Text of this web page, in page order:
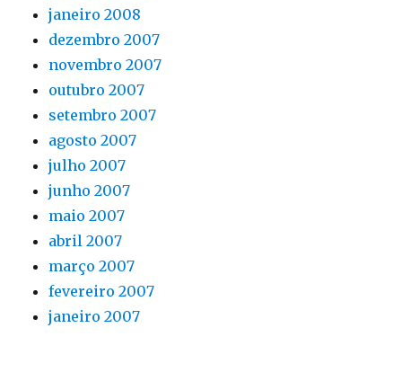
janeiro 2008
dezembro 2007
novembro 2007
outubro 2007
setembro 2007
agosto 2007
julho 2007
junho 2007
maio 2007
abril 2007
março 2007
fevereiro 2007
janeiro 2007